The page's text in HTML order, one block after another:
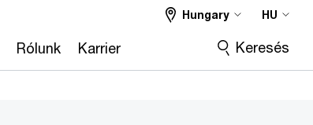
Rólunk Karrier
Hungary HU
Keresés